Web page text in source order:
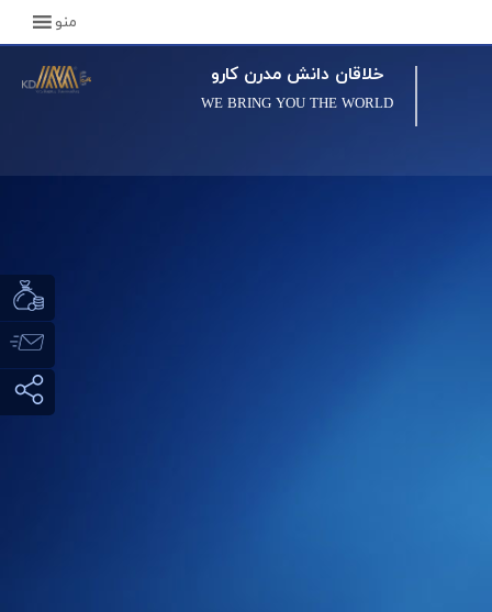
خلاقان دانش مدرن کارو
WE BRING YOU THE WORLD
منو